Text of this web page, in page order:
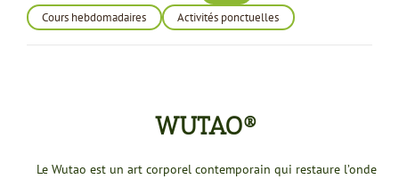
Cours hebdomadaires
Activités ponctuelles
WUTAO®
Le Wutao est un art corporel contemporain qui restaure l’onde